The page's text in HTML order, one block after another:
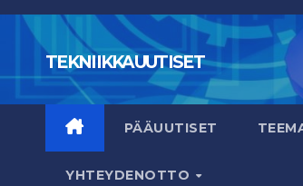
Skip
contentTEKNIIKKAUUTISET
PÄÄUUTISET
YHTEYDENOTTO